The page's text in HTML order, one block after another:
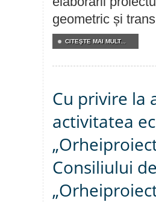
geometric și
CITEŞTE MAI MULT...
Cu privire la
activitatea
Consiliului